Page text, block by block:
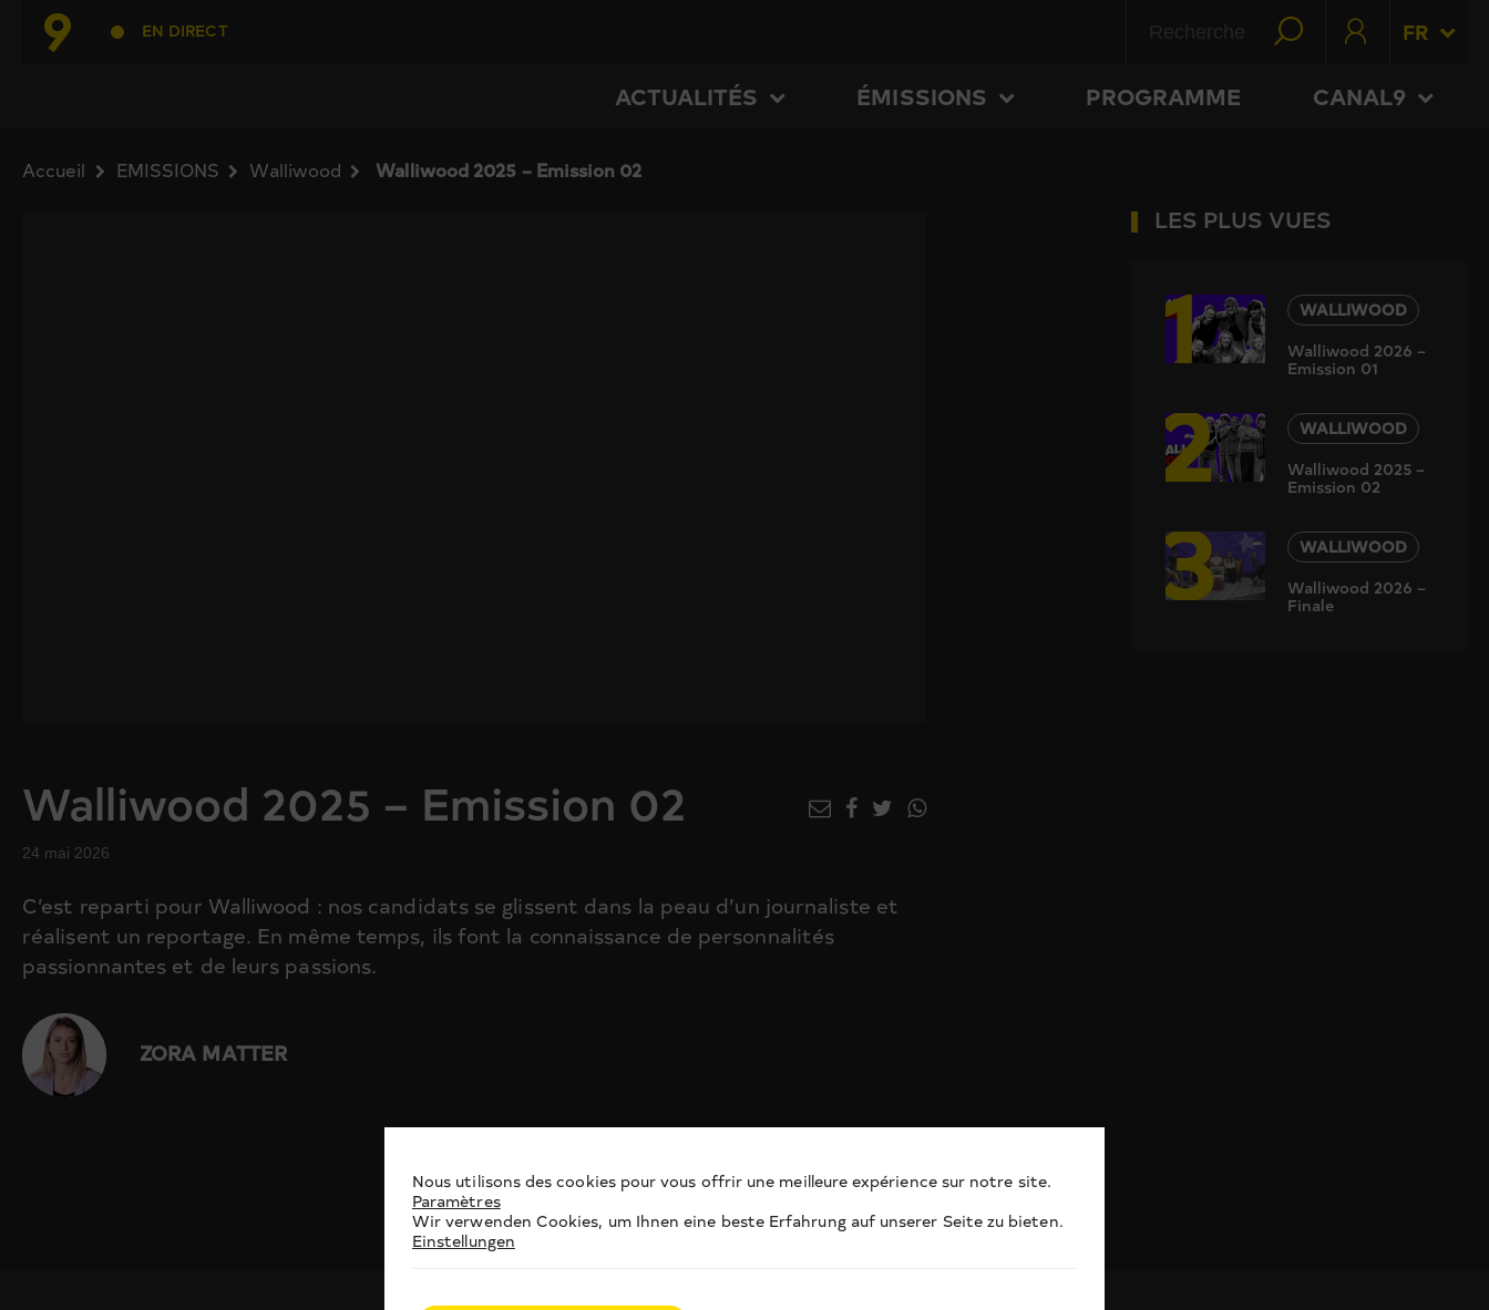
EN DIRECT FR
ACTUALITÉS ÉMISSIONS PROGRAMME CANAL9
Accueil EMISSIONS Walliwood Walliwood 2025 – Emission 02
Walliwood 2025 – Emission 02
24 mai 2026
C’est reparti pour Walliwood : nos candidats se glissent dans la peau d’un journaliste et
réalisent un reportage. En même temps, ils font la connaissance de personnalités
passionnantes et de leurs passions.
ZORA MATTER
LES PLUS VUES
1
WALLIWOOD
Walliwood 2026 –
Emission 01
2
WALLIWOOD
Walliwood 2025 –
Emission 02
3
WALLIWOOD
Walliwood 2026 –
Finale
Nous utilisons des cookies pour vous offrir une meilleure expérience sur notre site.
Paramètres
Wir verwenden Cookies, um Ihnen eine beste Erfahrung auf unserer Seite zu bieten.
Einstellungen